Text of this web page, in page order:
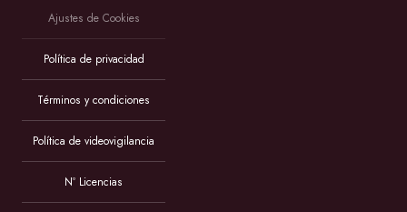
Ajustes de Cookies
Política de privacidad
Términos y condiciones
Política de videovigilancia
Nº Licencias